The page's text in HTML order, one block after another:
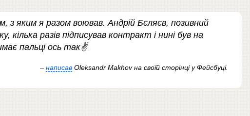
з яким я разом воював. Андрій Бєляєв, позивний
кілька разів підписував контракт і нині був на
пальці ось так✌️
– написавOleksandr Makhov на своїй сторінці у Фейсбуці.